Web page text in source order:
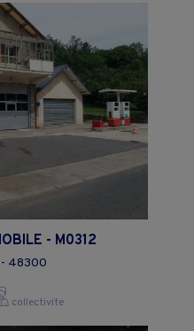
- M0312
- 48300
collectivite